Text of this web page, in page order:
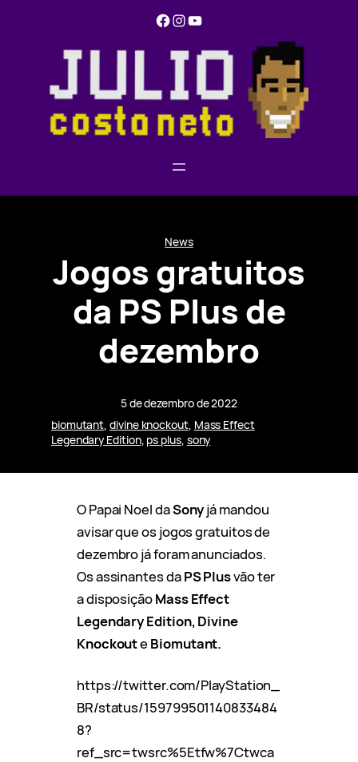
Facebook Instagram YouTube
News
Jogos gratuitos
da PS Plus de
dezembro
5 de dezembro de 2022
biomutant, divine knockout, Mass Effect
Legendary Edition, ps plus, sony
O Papai Noel daSonyjá mandou
avisar que os jogos gratuitos de
dezembro já foram anunciados.
Os assinantes daPS Plusvão ter
a disposiçãoMass Effect
Legendary Edition, Divine
KnockouteBiomutant.
https://twitter.com/PlayStation_
BR/status/159799501140833484
8?
ref_src=twsrc%5Etfw%7Ctwca